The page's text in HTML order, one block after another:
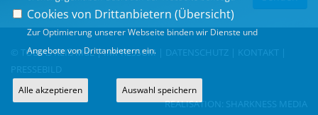
© TOBIAS REIß MdL |IMPRESSUM DATENSCHUTZ KONTAKT
PRESSEBILD
REALISATION: SHARKNESS MEDIA
Cookies von Drittanbietern (Übersicht)
Zur Optimierung unserer Webseite binden wir Dienste und
Angebote von Drittanbietern ein.
Alle akzeptieren Auswahl speichern